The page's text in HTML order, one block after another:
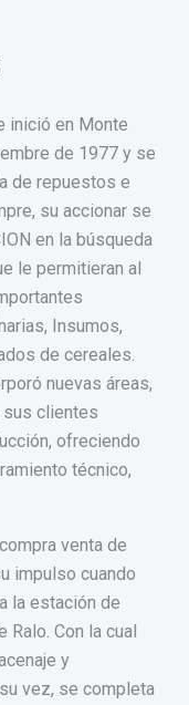
inició en Monte
de 1977 y se
de repuestos e
su accionar se
en la búsqueda
le permitieran al
Insumos,
de cereales.
nuevas áreas,
sus clientes
ofreciendo
técnico,
venta de
impulso cuando
la estación de
Con la cual
y
vez, se completa